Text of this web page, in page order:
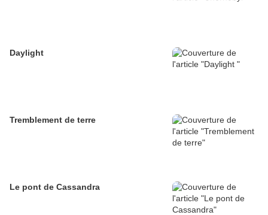
Daylight
Tremblement de terre
Le pont de Cassandra